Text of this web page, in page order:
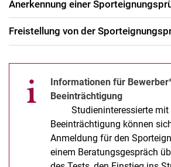
Anerkennung einer
Freistellung von der
Informationen für
Studieninteressierte mit
Beeinträchtigung können
Anmeldung für den
einem Beratungsgespräch